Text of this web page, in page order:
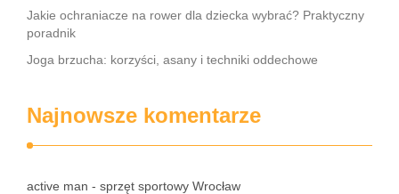
Jakie ochraniacze na rower dla dziecka wybrać? Praktyczny
poradnik
Joga brzucha: korzyści, asany i techniki oddechowe
Najnowsze komentarze
active man - sprzęt sportowy Wrocław